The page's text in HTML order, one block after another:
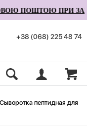
ПОШТОЮ ПРИ
+38 (068) 225 48 74
Сыворотка пептидная для